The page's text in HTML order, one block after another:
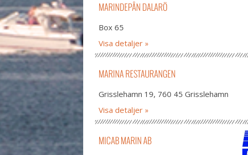
MARINDEPÅN DALARÖ
Box 65
Visa detaljer
MARINA RESTAURANGEN
Grisslehamn 19, 760 45 Grisslehamn
Visa detaljer
MICAB MARIN AB